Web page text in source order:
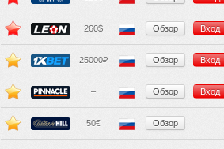
260$ Обзор Вход
25000₽ Обзор Вход
– Обзор Вход
50€ Обзор